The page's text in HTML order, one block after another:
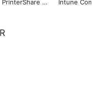
PrinterShare Mobile Print